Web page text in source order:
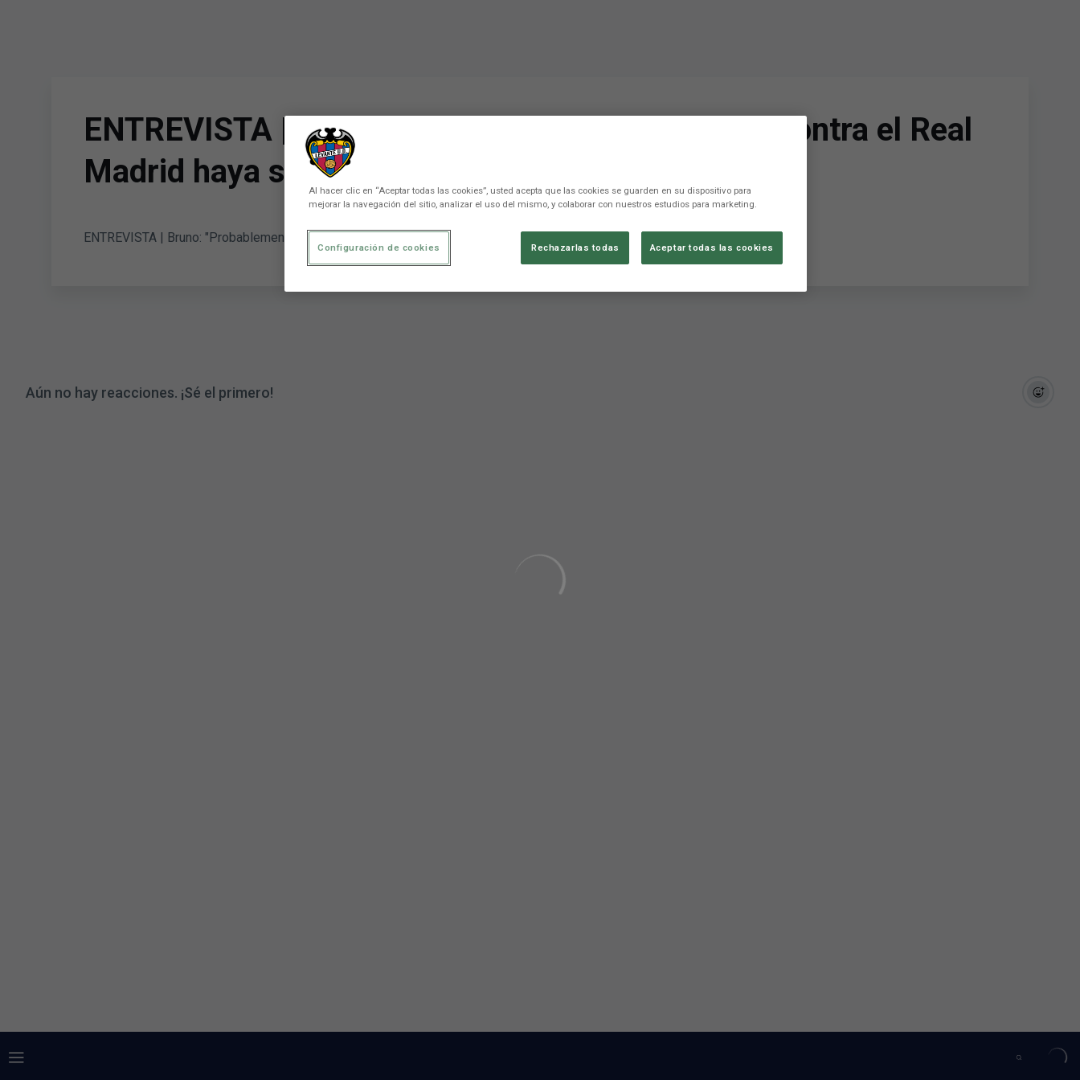
ENTREVISTA | Bruno: "Probablemente el partido contra el Real
Madrid haya sido el mejor de mi carrera"
ENTREVISTA | Bruno: "Probablemente el partido contra el Real Madrid haya sido el mejor de mi carrera"
Aún no hay reacciones. ¡Sé el primero!
Al hacer clic en “Aceptar todas las cookies”, usted acepta que las cookies se guarden en su dispositivo para
mejorar la navegación del sitio, analizar el uso del mismo, y colaborar con nuestros estudios para marketing.
Rechazarlas todas Aceptar todas las cookies
Configuración de cookies